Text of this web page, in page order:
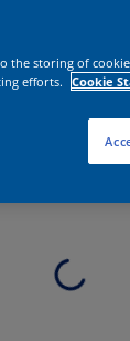
the storing of
efforts.
Cookie